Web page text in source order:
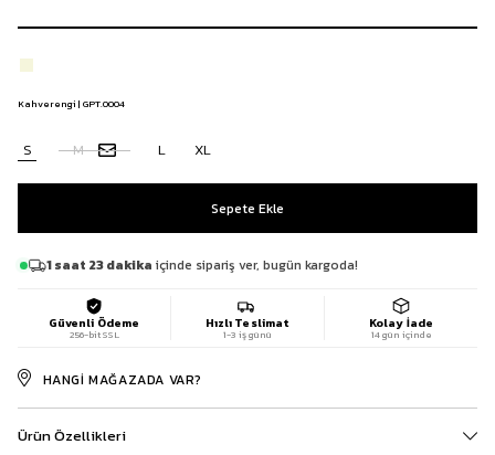
Kahverengi | GPT.0004
S M L XL
1 saat 23 dakika içinde sipariş ver, bugün kargoda!
Güvenli Ödeme
256-bit SSL
Hızlı Teslimat
1-3 iş günü
Kolay İade
14 gün içinde
HANGI MAĞAZADA VAR?
Ürün Özellikleri